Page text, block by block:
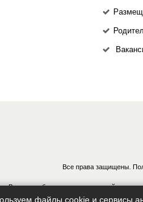
Все права защищены.
В случае обнаружения нарушений,
файлы cookie и сервисы